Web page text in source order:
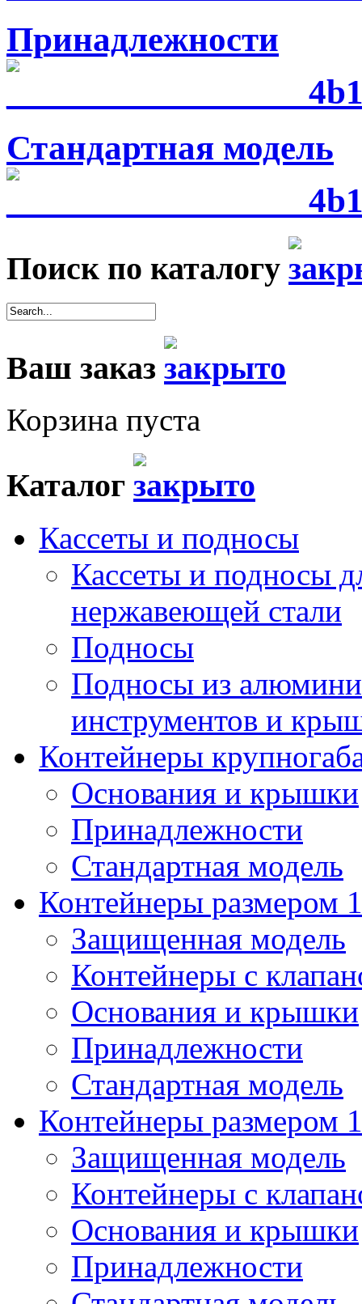
Принадлежности
Стандартная модель
Поиск по каталогу
Ваш заказ
Корзина пуста
Каталог
Кассеты и подносы
Кассеты и подносы
нержавеющей стали
Подносы
Подносы из
инструментов и
Контейнеры
Основания и крышки
Принадлежности
Стандартная модель
Контейнеры размером
Защищенная модель
Контейнеры с
Основания и крышки
Принадлежности
Стандартная модель
Контейнеры размером
Защищенная модель
Контейнеры с
Основания и крышки
Принадлежности